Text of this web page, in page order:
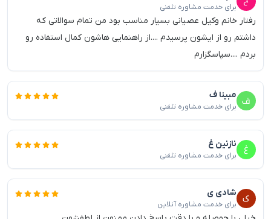
برای خدمت مشاوره تلفنی
رفتار خانم وکیل عصیانی بسیار مناسب بود من تمام سوالاتی که
داشتم رو از ایشون پرسیدم ....از راهنمایی هاشون کمال استفاده رو
بردم ....سپاسگزارم
مبینا ف
برای خدمت مشاوره تلفنی
نازنین غ
برای خدمت مشاوره تلفنی
شادی ی
برای خدمت مشاوره آنلاین